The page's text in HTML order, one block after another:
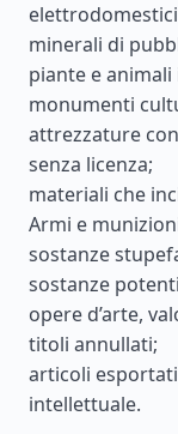
minerali di
piante e
monumenti
attrezzature
senza licenza;
materiali che
Armi e
sostanze
sostanze
opere d’arte,
titoli annullati;
articoli
intellettuale.